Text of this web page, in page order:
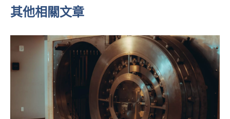
其他相關文章